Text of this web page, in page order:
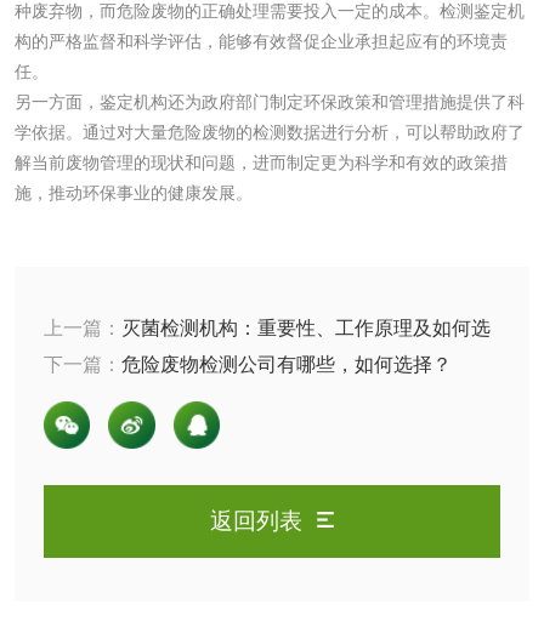
种废弃物，而危险废物的正确处理需要投入一定的成本。检测鉴定机
构的严格监督和科学评估，能够有效督促企业承担起应有的环境责
任。
另一方面，鉴定机构还为政府部门制定环保政策和管理措施提供了科
学依据。通过对大量危险废物的检测数据进行分析，可以帮助政府了
解当前废物管理的现状和问题，进而制定更为科学和有效的政策措
施，推动环保事业的健康发展。
上一篇： 灭菌检测机构：重要性、工作原理及如何选
择
下一篇： 危险废物检测公司有哪些，如何选择？
返回列表
检测
农药肥料
肥料检测 微生物肥料检测
化肥检测
磷酸肥料检测
化工试剂
化工助剂检测